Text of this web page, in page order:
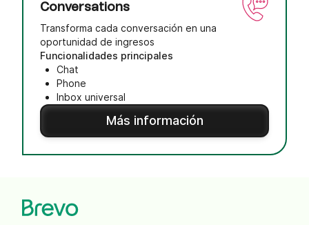
Conversations
Transforma cada conversación en una
oportunidad de ingresos
Funcionalidades principales
Chat
Phone
Inbox universal
Más información